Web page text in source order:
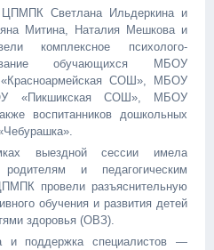
ЦПМПК Светлана Ильдеркина и
Митина, Наталия Мешкова и
комплексное психолого-
обучающихся МБОУ
СОШ», МБОУ
«Пикшикская СОШ», МБОУ
воспитанников дошкольных
выездной сессии имела
и педагогическим
провели разъяснительную
обучения и развития детей
здоровья (ОВЗ).
и поддержка специалистов —